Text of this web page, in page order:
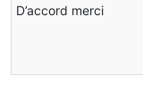
D’accord merci